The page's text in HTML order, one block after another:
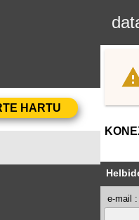
e-mail :